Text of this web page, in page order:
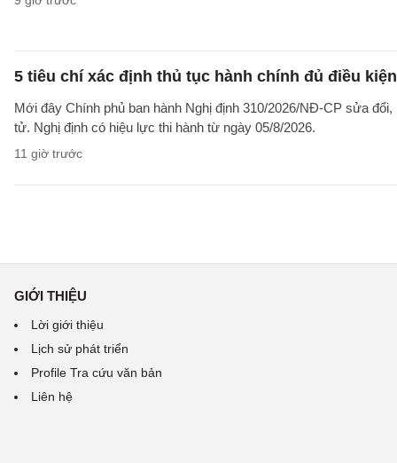
5 tiêu chí xác định thủ tục hành chính đủ điều
Mới đây Chính phủ ban hành Nghị định 310/2026/NĐ-CP sửa
tử. Nghị định có hiệu lực thi hành từ ngày 05/8/2026.
11 giờ trước
GIỚI THIỆU
Lời giới thiệu
Lịch sử phát triển
Profile Tra cứu văn bản
Liên hệ